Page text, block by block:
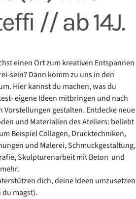
// ab 14J.
einen Ort zum kreativen Entspannen
sein? Dann komm zu uns in den
Hier kannst du machen, was du
eigene Ideen mitbringen und nach
Vorstellungen gestalten. Entdecke neue
und Materialien des Ateliers: beliebt
Beispiel Collagen, Drucktechniken,
und Malerei, Schmuckgestaltung,
Skulpturenarbeit mit Beton und
dich, deine Ideen umzusetzen
du magst).